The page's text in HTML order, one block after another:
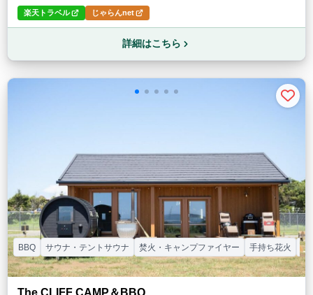
楽天トラベル じゃらんnet
詳細はこちら
BBQ サウナ・テントサウナ 焚火・キャンプファイヤー 手持ち花火 ド